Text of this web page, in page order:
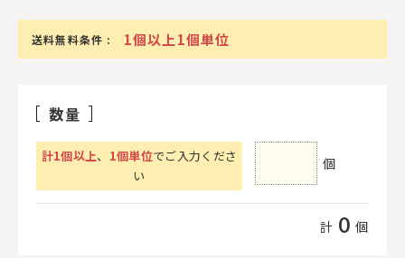
送料無料条件 : 1個以上1個単位
数量
計1個以上、 1個単位でご入力くださ
い
個
計 0 個